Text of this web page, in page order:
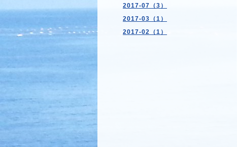
2017-07（3）
2017-03（1）
2017-02（1）